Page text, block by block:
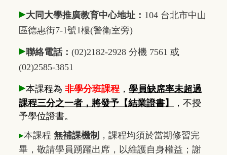
▸大同大學推廣教育中心地址： 104 台北市中山
區德惠街7-1號1樓(警衛室旁)
▸聯絡電話： (02)2182-2928 分機 7561 或
(02)2585-3851
▸本課程為 非學分班課程 ， 學員缺席率未超過
課程三分之一者，將發予【結業證書】
，不授
予學位證書。
▸本課程 無補課機制 ，課程均須於當期修習完
畢，敬請學員踴躍出席，以維護自身權益；謝